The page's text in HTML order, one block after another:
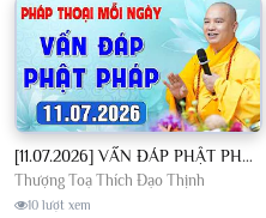
[11.07.2026] VẤN ĐÁP PHẬT PHÁP - Nghe Thầy giảng Pháp mỗi ngày CÔNG ĐỨC VÔ LƯỢNG│TT. Thích Đạo Thịnh
Thượng Toạ Thích Đạo Thịnh
10 lượt xem